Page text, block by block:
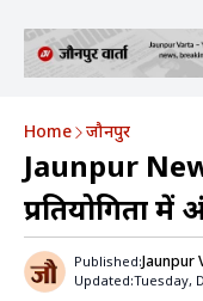
Home जौनपुर
Jaunpur News:
प्रतियोगिता में
Published:Jaunpur
Updated:Tuesday,